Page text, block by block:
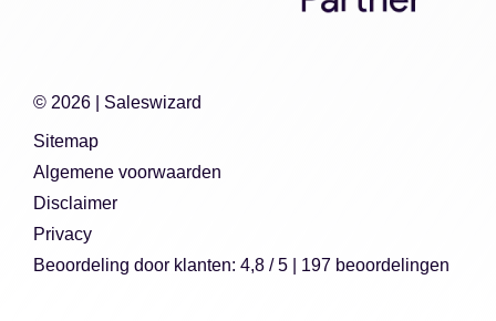
© 2026 | Saleswizard
Sitemap
Algemene voorwaarden
Disclaimer
Privacy
Beoordeling door klanten: 4,8 /5 197 beoordelingen